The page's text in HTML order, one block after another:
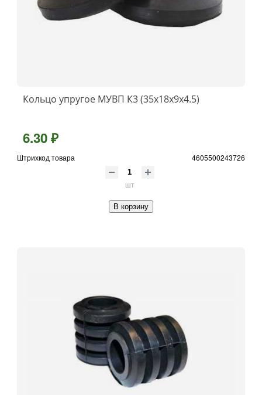
Кольцо упругое МУВП К3 (35х18х9х4.5)
6.30 ₽
Штрихкод товара 4605500243726
шт
В корзину